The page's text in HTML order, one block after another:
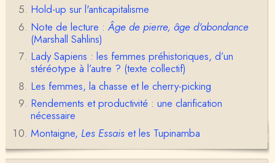
Olivier Anselm
Une nouvelle fois, cher Christophe Darmangeat, m
erci pour l'intelligence et le sens salutaire de…
Christophe Darmangeat
Déjà, je ne vois pas pourquoi le pénis compterait
moins que la peau ! ;-)Ensuite, je ne vois pas no…
Damian
oute une faute de frappe dans la citation de A,
H…
Hold-up sur l'anticapitalisme
Note de lecture :Âge de pierre, âge d'abondance
(Marshall Sahlins)
Lady Sapiens : les femmes préhistoriques, d’un
stéréotype à l’autre ? (texte collectif)
Les femmes, la chasse et le cherry-picking
Rendements et productivité : une clarification
nécessaire
Montaigne, Les Essaiset les Tupinamba